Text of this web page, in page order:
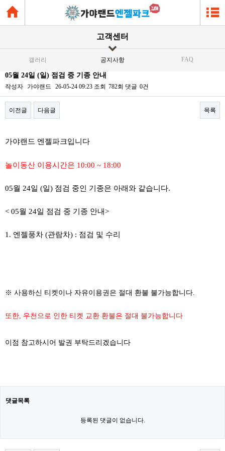
고객센터
갤러리 공지사항 FAQ
05월 24일 (일) 점검 중 기종 안내
작성자 가야랜드 26-05-24 09:23 조회 782회 댓글 0건
이전글 다음글 목록
가야랜드 엔젤파크입니다
놀이동산 이용시간은 10:00 ~ 18:00
05월 24일 (일) 점검 중인 기종은 아래와 같습니다.
< 05월 24일 점검 중 기종 안내>
1. 엔젤풍차 (관람차) : 점검 및 수리
※ 사용하신 티켓이나 자유이용권은 절대 환불 불가능합니다.
또한, 우천으로 인한 티켓 교환 환불은 절대 불가능합니다
이점 참고하시어 발권 부탁드리겠습니다
댓글목록
등록된 댓글이 없습니다.